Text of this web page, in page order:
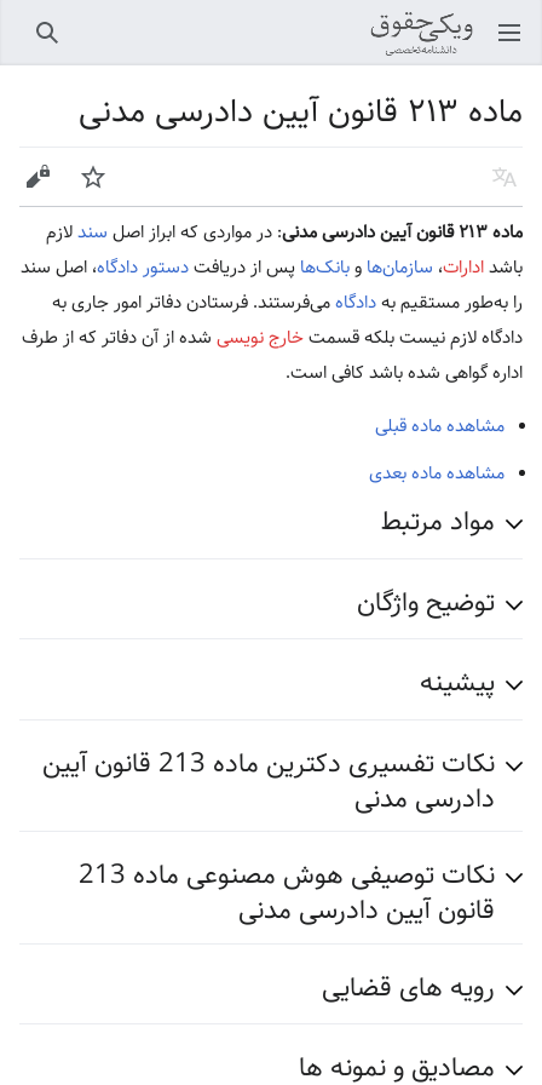
باز کردن منو اصلی جستجو
ماده ۲۱۳ قانون آیین دادرسی مدنی
زبان پیگیری ویرایش
ماده ۲۱۳ قانون آیین دادرسی مدنی : در مواردی که ابراز اصل سندلازم
باشدادارات، سازمان‌ها وبانک‌ها پس از دریافتدستور دادگاه، اصل سند
را به‌طور مستقیم بهدادگاهمی‌فرستند. فرستادن دفاتر امور جاری به
دادگاه لازم نیست بلکه قسمتخارج نویسی شده از آن دفاتر که از طرف
اداره گواهی شده باشد کافی است.
مشاهده ماده قبلی
مشاهده ماده بعدی
مواد مرتبط
توضیح واژگان
پیشینه
نکات تفسیری دکترین ماده 213 قانون آیین
دادرسی مدنی
نکات توصیفی هوش مصنوعی ماده 213
قانون آیین دادرسی مدنی
رویه های قضایی
مصادیق و نمونه ها